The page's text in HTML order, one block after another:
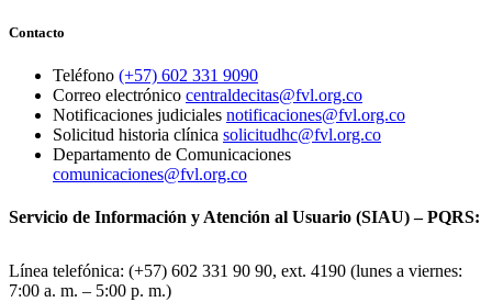
Contacto
Teléfono (+57) 602 331 9090
Correo electrónico centraldecitas@fvl.org.co
Notificaciones judiciales notificaciones@fvl.org.co
Solicitud historia clínica solicitudhc@fvl.org.co
Departamento de Comunicaciones
comunicaciones@fvl.org.co
Servicio de Información y Atención al Usuario (SIAU) – PQRS:
Línea telefónica: (+57) 602 331 90 90, ext. 4190 (lunes a viernes:
7:00 a. m. – 5:00 p. m.)